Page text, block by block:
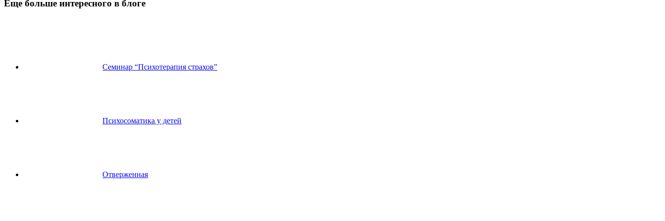
Еще больше интересного в блоге
Семинар “Психотерапия страхов”
Психосоматика у детей
Отверженная